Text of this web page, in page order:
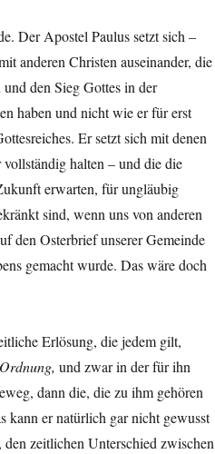
Der Apostel Paulus setzt sich –
anderen Christen auseinander, die
den Sieg Gottes in der
haben und nicht wie er für erst
Er setzt sich mit denen
halten – und die die
erwarten, für ungläubig
sind, wenn uns von anderen
den Osterbrief unserer Gemeinde
gemacht wurde. Das wäre doch
Erlösung, die jedem gilt,
und zwar in der für ihn
dann die, die zu ihm gehören
kann er natürlich gar nicht gewusst
den zeitlichen Unterschied zwischen